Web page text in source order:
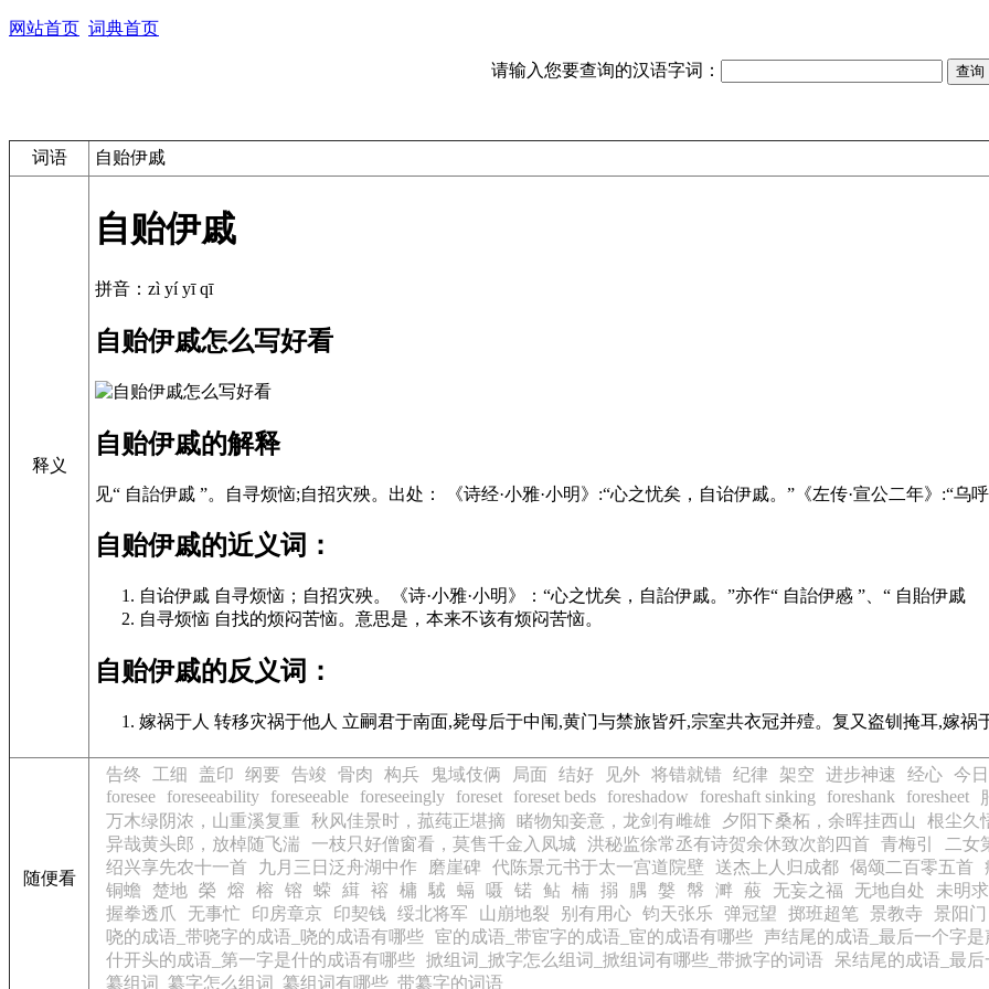
网站首页 词典首页
请输入您要查询的汉语字词：
词语 自贻伊戚
释义
自贻伊戚
拼音：zì yí yī qī
自贻伊戚怎么写好看
自贻伊戚的解释
见“ 自詒伊戚 ”。自寻烦恼;自招灾殃。出处： 《诗经·小雅·小明》:“心之忧矣，自诒伊戚。”《左传·宣公二年》:“乌
自贻伊戚的近义词：
自诒伊戚 自寻烦恼；自招灾殃。《诗·小雅·小明》：“心之忧矣，自詒伊戚。”亦作“ 自詒伊慼 ”、“ 自貽伊戚
自寻烦恼 自找的烦闷苦恼。意思是，本来不该有烦闷苦恼。
自贻伊戚的反义词：
嫁祸于人 转移灾祸于他人 立嗣君于南面,毙母后于中闱,黄门与禁旅皆歼,宗室共衣冠并殪。复又盗钏掩耳,嫁祸
随便看
告终 工细 盖印 纲要 告竣 骨肉 构兵 鬼域伎俩 局面 结好 见外 将错就错 纪律 架空 进步神速 经心 今日
foresee
foreseeability foreseeable foreseeingly foreset foreset beds foreshadow foreshaft sinking foreshank foresheet
万木绿阴浓，山重溪复重
秋风佳景时，菰莼正堪摘 睹物知妾意，龙剑有雌雄 夕阳下桑柘，余晖挂西山 根尘久
异哉黄头郎，放棹随飞湍
一枝只好僧窗看，莫售千金入凤城 洪秘监徐常丞有诗贺余休致次韵四首 青梅引 二女
绍兴享先农十一首
九月三日泛舟湖中作 磨崖碑 代陈景元书于太一宫道院壁 送杰上人归成都 偈颂二百零五首
铜蟾
楚地 榮 熔 榕 镕 蝾 縙 褣 槦 駥 螎 嗫 锘 鲇 楠 搦 腢 媻 幋 溿 蒰 无妄之福 无地自处 未明
握拳透爪
无事忙 印房章京 印契钱 绥北将军 山崩地裂 别有用心 钧天张乐 弹冠望 掷班超笔 景教寺 景阳门
哓的成语_带哓字的成语_哓的成语有哪些 宦的成语_带宦字的成语_宦的成语有哪些 声结尾的成语_最后一个字是
什开头的成语_第一字是什的成语有哪些 掀组词_掀字怎么组词_掀组词有哪些_带掀字的词语 呆结尾的成语_最
纂组词_纂字怎么组词_纂组词有哪些_带纂字的词语